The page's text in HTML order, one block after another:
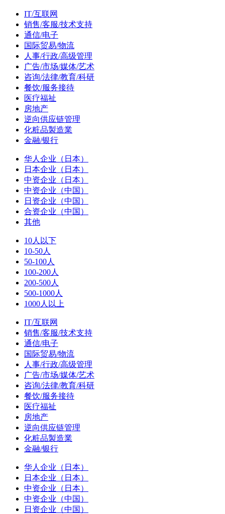
IT/互联网
销售/客服/技术支持
通信/电子
国际贸易/物流
人事/行政/高级管理
广告/市场/媒体/艺术
咨询/法律/教育/科研
餐饮/服务接待
医疗福祉
房地产
逆向供应链管理
化粧品製造業
金融/银行
华人企业（日本）
日本企业（日本）
中资企业（日本）
中资企业（中国）
日资企业（中国）
合资企业（中国）
其他
10人以下
10-50人
50-100人
100-200人
200-500人
500-1000人
1000人以上
IT/互联网
销售/客服/技术支持
通信/电子
国际贸易/物流
人事/行政/高级管理
广告/市场/媒体/艺术
咨询/法律/教育/科研
餐饮/服务接待
医疗福祉
房地产
逆向供应链管理
化粧品製造業
金融/银行
华人企业（日本）
日本企业（日本）
中资企业（日本）
中资企业（中国）
日资企业（中国）